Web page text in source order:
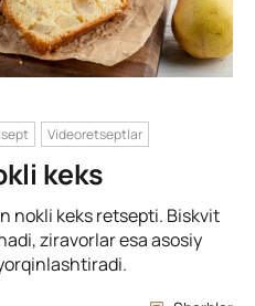
Videoretseptlar
keks
nokli keks retsepti. Biskvit
ziravorlar esa asosiy